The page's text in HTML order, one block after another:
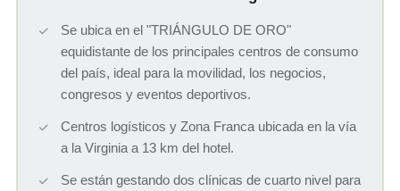
Se ubica en el "TRIÁNGULO DE ORO"
equidistante de los principales centros de consumo
del país, ideal para la movilidad, los negocios,
congresos y eventos deportivos.
Centros logísticos y Zona Franca ubicada en la vía
a la Virginia a 13 km del hotel.
Se están gestando dos clínicas de cuarto nivel para